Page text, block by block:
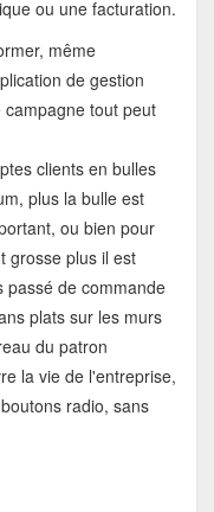
ou une facturation.
même
de gestion
tout peut
clients en bulles
plus la bulle est
ou bien pour
grosse plus il est
passé de commande
plats sur les murs
du patron
la vie de l'entreprise,
radio, sans